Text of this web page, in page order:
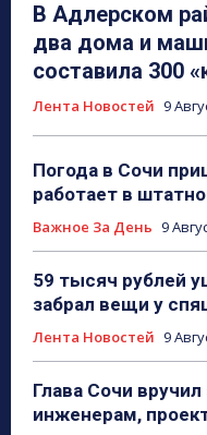
В Адлерском
два дома и
составила 300
Лента Новостей 9
Погода в Сочи
работает в
Важное За День 9
59 тысяч рублей
забрал вещи у
Лента Новостей 9
Глава Сочи
инженерам,